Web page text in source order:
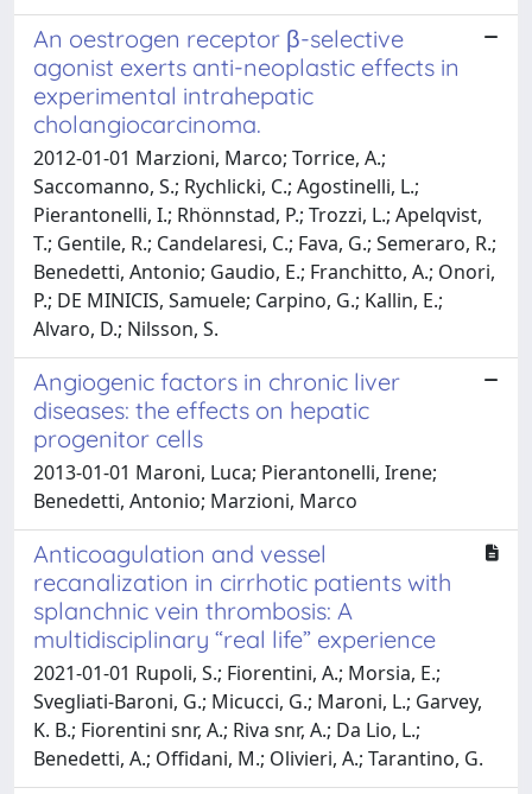
An oestrogen receptor β-selective
agonist exerts anti-neoplastic effects in
experimental intrahepatic
cholangiocarcinoma.
2012-01-01 Marzioni, Marco; Torrice, A.;
Saccomanno, S.; Rychlicki, C.; Agostinelli, L.;
Pierantonelli, I.; Rhönnstad, P.; Trozzi, L.; Apelqvist,
T.; Gentile, R.; Candelaresi, C.; Fava, G.; Semeraro, R.;
Benedetti, Antonio; Gaudio, E.; Franchitto, A.; Onori,
P.; DE MINICIS, Samuele; Carpino, G.; Kallin, E.;
Alvaro, D.; Nilsson, S.
Angiogenic factors in chronic liver
diseases: the effects on hepatic
progenitor cells
2013-01-01 Maroni, Luca; Pierantonelli, Irene;
Benedetti, Antonio; Marzioni, Marco
Anticoagulation and vessel
recanalization in cirrhotic patients with
splanchnic vein thrombosis: A
multidisciplinary “real life” experience
2021-01-01 Rupoli, S.; Fiorentini, A.; Morsia, E.;
Svegliati-Baroni, G.; Micucci, G.; Maroni, L.; Garvey,
K. B.; Fiorentini snr, A.; Riva snr, A.; Da Lio, L.;
Benedetti, A.; Offidani, M.; Olivieri, A.; Tarantino, G.